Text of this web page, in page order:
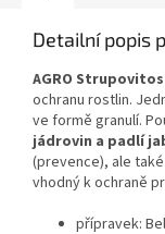
Detailní popis
AGRO
ochranu rostlin.
ve formě granulí.
jádrovin a padlí
(prevence), ale
vhodný k ochraně
přípravek: